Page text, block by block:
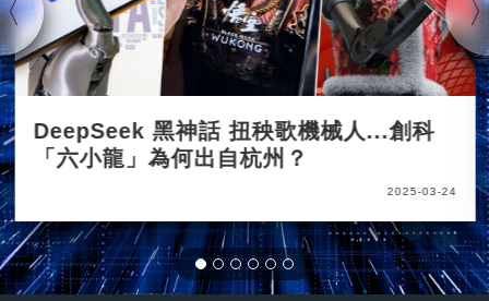
DeepSeek 黑神話 扭秧歌機械人...創科
「六小龍」為何出自杭州？
2025-03-24